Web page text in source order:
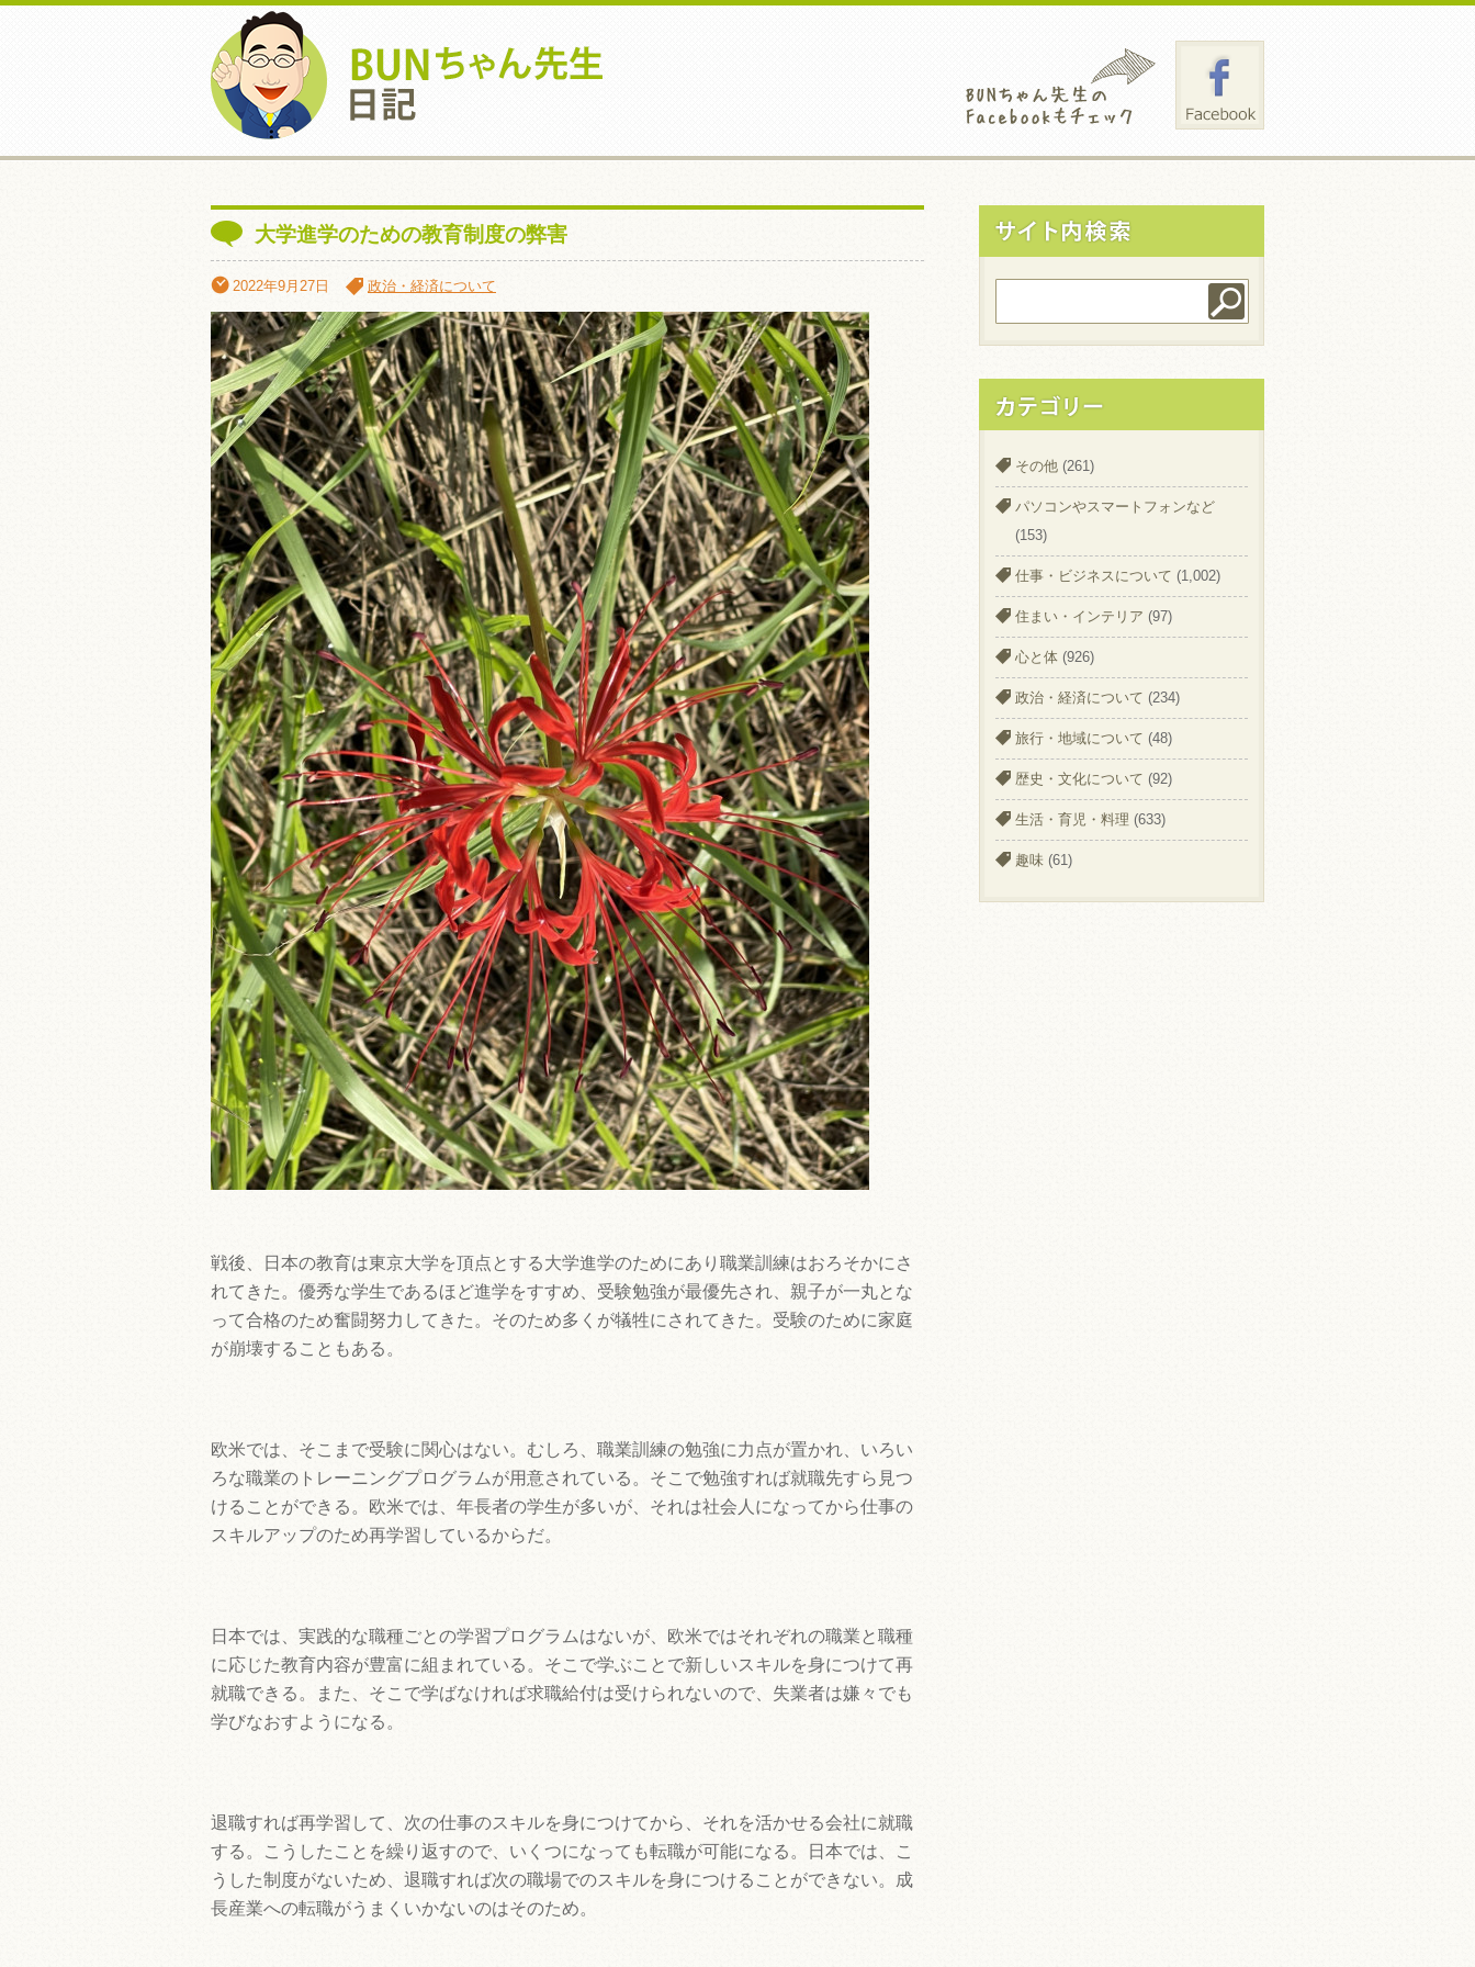
大学進学のための教育制度の弊害
2022年9月27日 政治・経済について
戦後、日本の教育は東京大学を頂点とする大学進学のためにあり職業訓練はおろそかにさ
れてきた。優秀な学生であるほど進学をすすめ、受験勉強が最優先され、親子が一丸とな
って合格のため奮闘努力してきた。そのため多くが犠牲にされてきた。受験のために家庭
が崩壊することもある。
欧米では、そこまで受験に関心はない。むしろ、職業訓練の勉強に力点が置かれ、いろい
ろな職業のトレーニングプログラムが用意されている。そこで勉強すれば就職先すら見つ
けることができる。欧米では、年長者の学生が多いが、それは社会人になってから仕事の
スキルアップのため再学習しているからだ。
日本では、実践的な職種ごとの学習プログラムはないが、欧米ではそれぞれの職業と職種
に応じた教育内容が豊富に組まれている。そこで学ぶことで新しいスキルを身につけて再
就職できる。また、そこで学ばなければ求職給付は受けられないので、失業者は嫌々でも
学びなおすようになる。
退職すれば再学習して、次の仕事のスキルを身につけてから、それを活かせる会社に就職
する。こうしたことを繰り返すので、いくつになっても転職が可能になる。日本では、こ
うした制度がないため、退職すれば次の職場でのスキルを身につけることができない。成
長産業への転職がうまくいかないのはそのため。
その他 (261)
パソコンやスマートフォンなど
(153)
仕事・ビジネスについて (1,002)
住まい・インテリア (97)
心と体 (926)
政治・経済について (234)
旅行・地域について (48)
歴史・文化について (92)
生活・育児・料理 (633)
趣味 (61)